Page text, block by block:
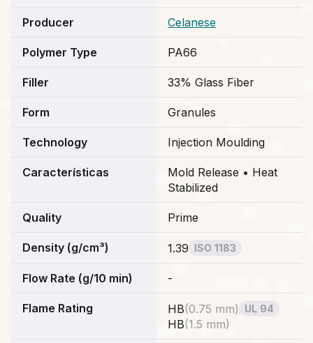
Producer Celanese
Polymer Type PA66
Filler 33% Glass Fiber
Form Granules
Technology Injection Moulding
Características
Mold Release • Heat
Stabilized
Quality Prime
Density (g/cm³) 1.39 ISO 1183
Flow Rate (g/10 min) -
Flame Rating HB(0.75 mm) UL 94
HB(1.5 mm)